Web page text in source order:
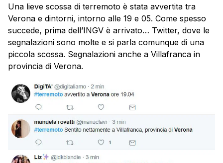
Una lieve scossa di terremoto è stata avvertita tra
Verona e dintorni, intorno alle 19 e 05. Come spesso
succede, prima dell’INGV è arrivato… Twitter, dove le
segnalazioni sono molte e si parla comunque di una
piccola scossa. Segnalazioni anche a Villafranca in
provincia di Verona.